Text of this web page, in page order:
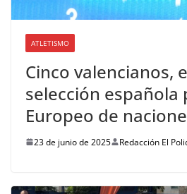
ATLETISMO
Cinco valencianos,
selección española
Europeo de
23 de junio de 2025 Redacción El